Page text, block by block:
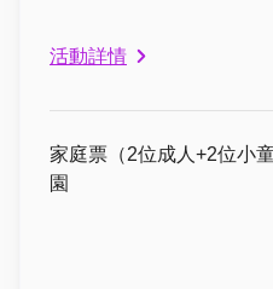
活動詳情
家庭票（2位成人+2位小
園